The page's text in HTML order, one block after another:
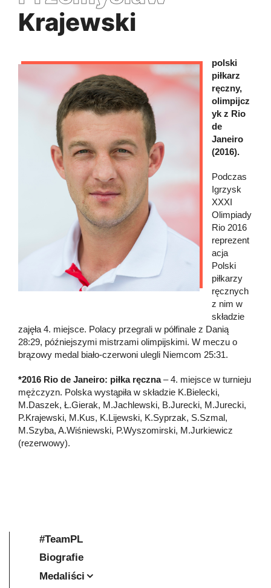
Krajewski
polski
piłkarz
ręczny,
olimpijcz
yk z Rio
de
Janeiro
(2016).
Podczas
Igrzysk
XXXI
Olimpiady
Rio 2016
reprezent
acja
Polski
piłkarzy
ręcznych
z nim w
składzie
zajęła 4. miejsce. Polacy przegrali w półfinale z Danią
28:29, późniejszymi mistrzami olimpijskimi. W meczu o
brązowy medal biało-czerwoni ulegli Niemcom 25:31.
*2016 Rio de Janeiro: piłka ręczna– 4. miejsce w turnieju
mężczyzn. Polska wystąpiła w składzie K.Bielecki,
M.Daszek, Ł.Gierak, M.Jachlewski, B.Jurecki, M.Jurecki,
P.Krajewski, M.Kus, K.Lijewski, K.Syprzak, S.Szmal,
M.Szyba, A.Wiśniewski, P.Wyszomirski, M.Jurkiewicz
(rezerwowy).
#TeamPL
Biografie
Medaliści